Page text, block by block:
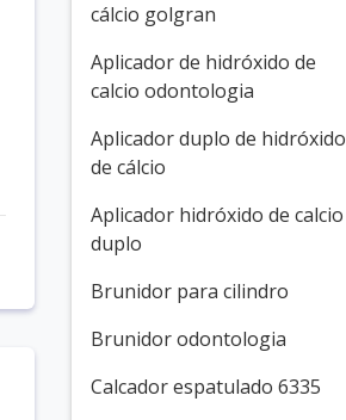
cálcio golgran
Aplicador de hidróxido de
calcio odontologia
Aplicador duplo de hidróxido
de cálcio
Aplicador hidróxido de calcio
duplo
Brunidor para cilindro
Brunidor odontologia
Calcador espatulado 6335